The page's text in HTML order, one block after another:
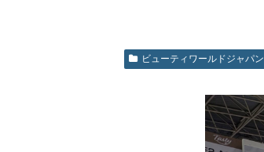
ビューティワールドジャパン